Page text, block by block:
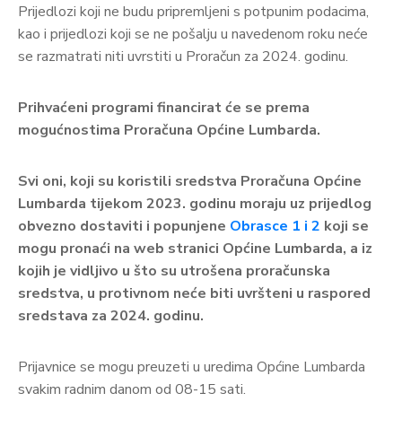
Prijedlozi koji ne budu pripremljeni s potpunim podacima,
kao i prijedlozi koji se ne pošalju u navedenom roku neće
se razmatrati niti uvrstiti u Proračun za 2024. godinu.
Prihvaćeni programi financirat će se prema
mogućnostima Proračuna Općine Lumbarda.
Svi oni, koji su koristili sredstva Proračuna Općine
Lumbarda tijekom 2023. godinu moraju uz prijedlog
obvezno dostaviti i popunjene Obrasce 1 i 2 koji se
mogu pronaći na web stranici Općine Lumbarda, a iz
kojih je vidljivo u što su utrošena proračunska
sredstva, u protivnom neće biti uvršteni u raspored
sredstava za 2024. godinu.
Prijavnice se mogu preuzeti u uredima Općine Lumbarda
svakim radnim danom od 08-15 sati.